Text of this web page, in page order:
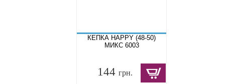
КЕПКА HAPPY (48-50)
МИКС 6003
144 грн.